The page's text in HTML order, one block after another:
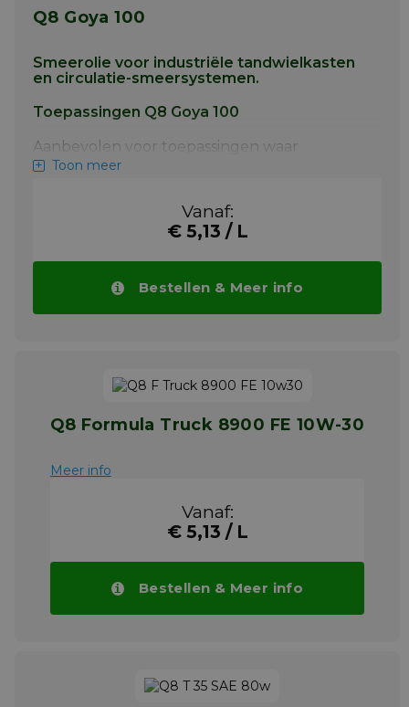
Q8 Goya 100
Smeerolie voor industriële tandwielkasten
en circulatie-smeersystemen.
Toepassingen Q8 Goya 100
Aanbevolen voor toepassingen waar
volgende specificaties worden gevraagd
Als tandwielolie in kleine motorreductoren
Toon meer
Vanaf:
€ 5,13 / L
Bestellen & Meer info
Q8 Formula Truck 8900 FE 10W-30
Meer info
Vanaf:
€ 5,13 / L
Bestellen & Meer info